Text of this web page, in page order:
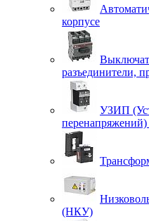
корпусе
разъединители,
УЗИП
(НКУ)